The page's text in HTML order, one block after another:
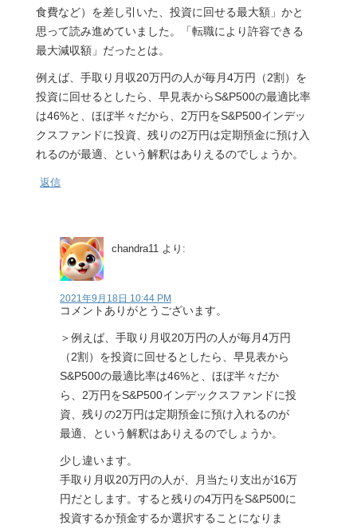
食費など）を差し引いた、投資に回せる最大額」かと
思って読み進めていました。「転職により許容できる
最大減収額」だったとは。
例えば、手取り月収20万円の人が毎月4万円（2割）を
投資に回せるとしたら、早見表からS&P500の最適比率
は46%と、ほぼ半々だから、2万円をS&P500インデッ
クスファンドに投資、残りの2万円は定期預金に預け入
れるのが最適、という解釈はありえるのでしょうか。
返信
chandra11 より:
2021年9月18日 10:44 PM
コメントありがとうございます。
＞例えば、手取り月収20万円の人が毎月4万円
（2割）を投資に回せるとしたら、早見表から
S&P500の最適比率は46%と、ほぼ半々だか
ら、2万円をS&P500インデックスファンドに投
資、残りの2万円は定期預金に預け入れるのが
最適、という解釈はありえるのでしょうか。
少し違います。
手取り月収20万円の人が、月当たり支出が16万
円だとします。すると残りの4万円をS&P500に
投資するか預金するか選択することになりま